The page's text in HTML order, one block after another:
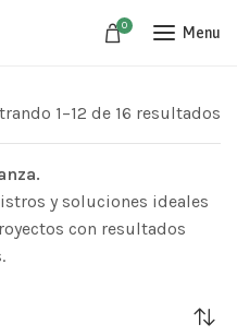
0 Menu
1–12 de 16 resultados
y soluciones ideales
con resultados